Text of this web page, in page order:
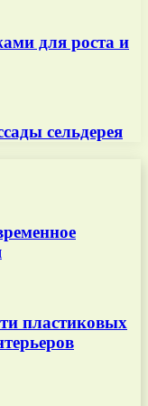
для роста и
сельдерея
пластиковых